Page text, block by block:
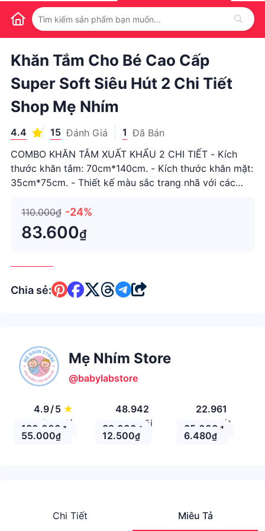
1 /
Khăn Tắm Cho Bé Cao Cấp
Super Soft Siêu Hút 2 Chi Tiết
Shop Mẹ Nhím
4.4 15 Đánh Giá 1 Đã Bán
COMBO KHĂN TẮM XUẤT KHẨU 2 CHI TIẾT - Kích
thước khăn tắm: 70cm*140cm. - Kích thước khăn mặt:
35cm*75cm. - Thiết kế màu sắc trang nhã với các
Đăc điểm nổi bật của sản phẩm: ✔️ Độ thấm hút nước
cực tốt, siêu mềm, siêu
110.000₫ -24%
83.600₫
Chia sẻ:
Mẹ Nhím Store
@babylabstore
4.9/5 ★
Đánh giá
48.942
Theo Dõi
22.961
Nhận xét
180.000 ₫ 39.000 ₫ 35.000 ₫
55.000₫ 12.500₫ 6.480₫
Chi Tiết Miêu Tả